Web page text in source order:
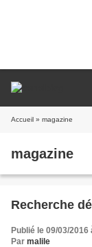
Accueil » magazine
magazine
Recherche
Publié le 09/03/2016
Par malile